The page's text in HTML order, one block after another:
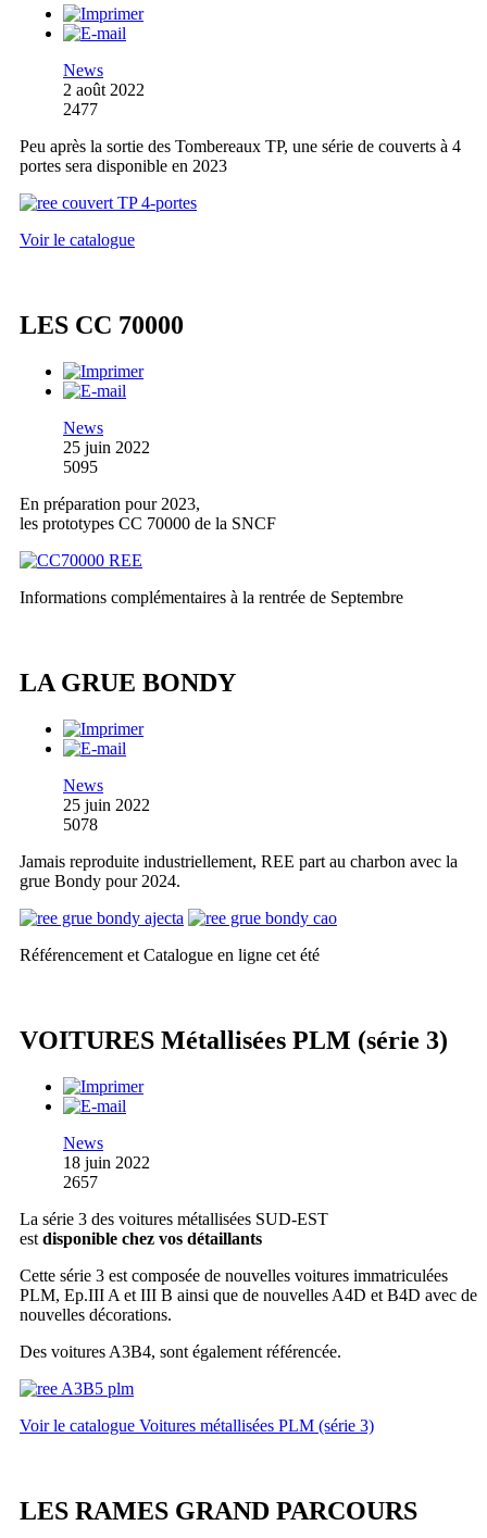
News
2 août 2022
2477
Peu après la sortie des Tombereaux TP, une série de couverts à 4
portes sera disponible en 2023
Voir le catalogue
LES CC 70000
News
25 juin 2022
5095
En préparation pour 2023,
les prototypes CC 70000 de la SNCF
Informations complémentaires à la rentrée de Septembre
LA GRUE BONDY
News
25 juin 2022
5078
Jamais reproduite industriellement, REE part au charbon avec la
grue Bondy pour 2024.
Référencement et Catalogue en ligne cet été
VOITURES Métallisées PLM (série 3)
News
18 juin 2022
2657
La série 3 des voitures métallisées SUD-EST
est disponible chez vos détaillants
Cette série 3 est composée de nouvelles voitures immatriculées
PLM, Ep.III A et III B ainsi que de nouvelles A4D et B4D avec de
nouvelles décorations.
Des voitures A3B4, sont également référencée.
Voir le catalogue Voitures métallisées PLM (série 3)
LES RAMES GRAND PARCOURS